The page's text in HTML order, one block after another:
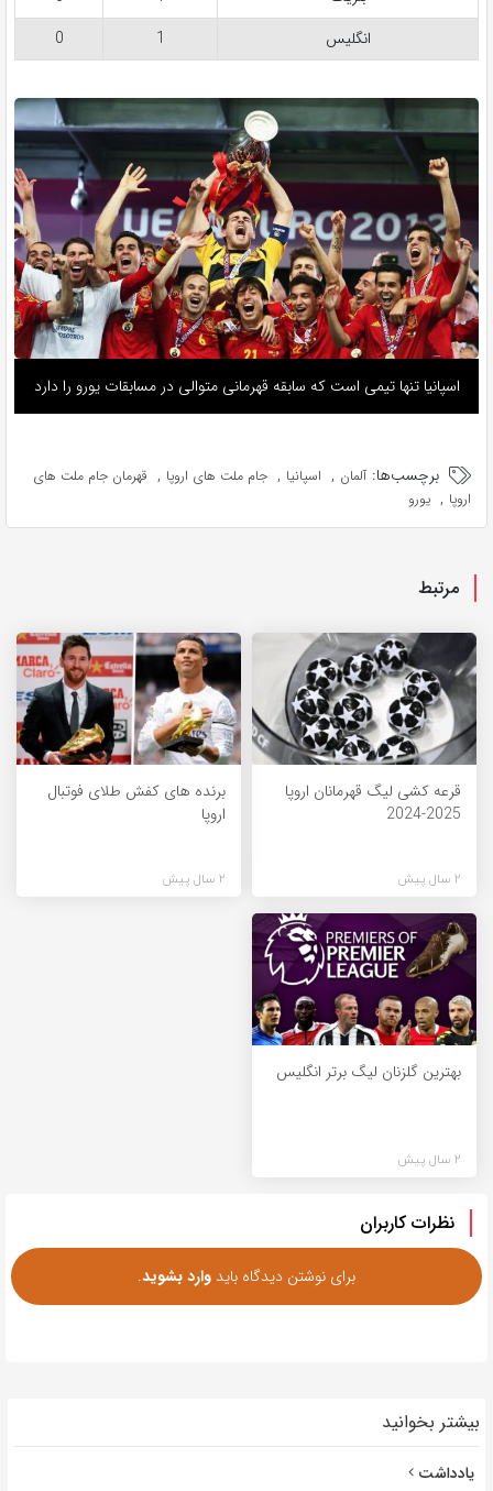
انگلیس
1
0
اسپانیا تنها تیمی است که سابقه قهرمانی متوالی در مسابقات یورو را دارد
برچسب‌ها: آلمان , اسپانیا , جام ملت های اروپا , قهرمان جام ملت های
اروپا , یورو
مرتبط
قرعه کشی لیگ قهرمانان اروپا
2025-2024
2 سال پیش
برنده های کفش طلای فوتبال
اروپا
2 سال پیش
بهترین گلزنان لیگ برتر انگلیس
2 سال پیش
نظرات کاربران
برای نوشتن دیدگاه باید وارد بشوید.
بیشتر بخوانید
یادداشت